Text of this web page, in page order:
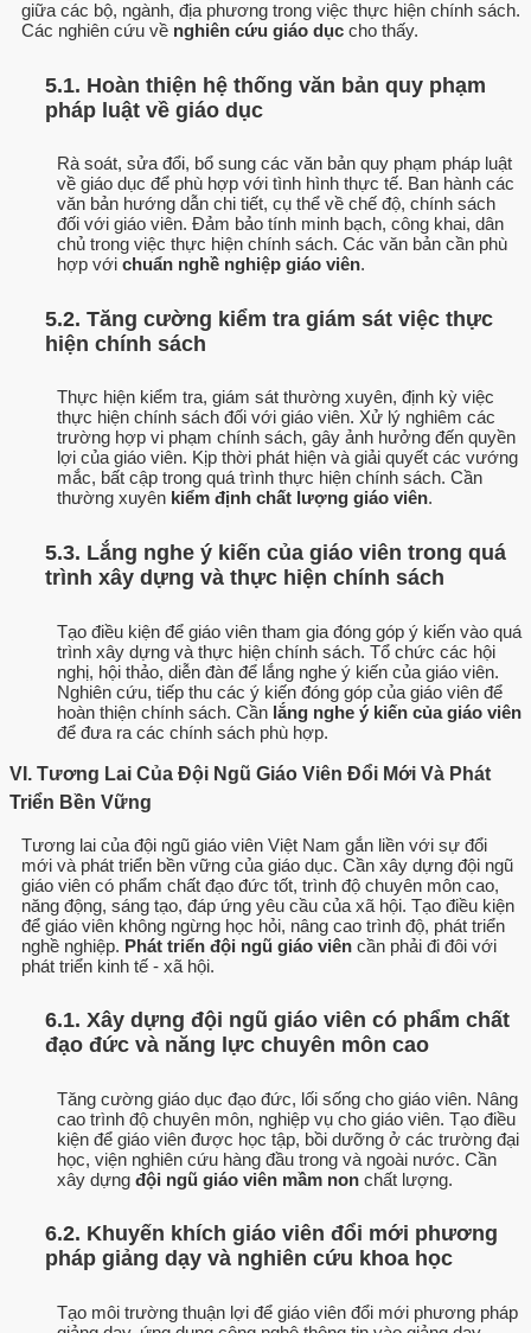
giữa các bộ, ngành, địa phương trong việc thực hiện chính sách.
Các nghiên cứu về nghiên cứu giáo dục cho thấy.
5.1. Hoàn thiện hệ thống văn bản quy phạm
pháp luật về giáo dục
Rà soát, sửa đổi, bổ sung các văn bản quy phạm pháp luật
về giáo dục để phù hợp với tình hình thực tế. Ban hành các
văn bản hướng dẫn chi tiết, cụ thể về chế độ, chính sách
đối với giáo viên. Đảm bảo tính minh bạch, công khai, dân
chủ trong việc thực hiện chính sách. Các văn bản cần phù
hợp với chuẩn nghề nghiệp giáo viên.
5.2. Tăng cường kiểm tra giám sát việc thực
hiện chính sách
Thực hiện kiểm tra, giám sát thường xuyên, định kỳ việc
thực hiện chính sách đối với giáo viên. Xử lý nghiêm các
trường hợp vi phạm chính sách, gây ảnh hưởng đến quyền
lợi của giáo viên. Kịp thời phát hiện và giải quyết các vướng
mắc, bất cập trong quá trình thực hiện chính sách. Cần
thường xuyên kiểm định chất lượng giáo viên.
5.3. Lắng nghe ý kiến của giáo viên trong quá
trình xây dựng và thực hiện chính sách
Tạo điều kiện để giáo viên tham gia đóng góp ý kiến vào quá
trình xây dựng và thực hiện chính sách. Tổ chức các hội
nghị, hội thảo, diễn đàn để lắng nghe ý kiến của giáo viên.
Nghiên cứu, tiếp thu các ý kiến đóng góp của giáo viên để
hoàn thiện chính sách. Cần lắng nghe ý kiến của giáo viên
để đưa ra các chính sách phù hợp.
VI. Tương Lai Của Đội Ngũ Giáo Viên Đổi Mới Và Phát
Triển Bền Vững
Tương lai của đội ngũ giáo viên Việt Nam gắn liền với sự đổi
mới và phát triển bền vững của giáo dục. Cần xây dựng đội ngũ
giáo viên có phẩm chất đạo đức tốt, trình độ chuyên môn cao,
năng động, sáng tạo, đáp ứng yêu cầu của xã hội. Tạo điều kiện
để giáo viên không ngừng học hỏi, nâng cao trình độ, phát triển
nghề nghiệp. Phát triển đội ngũ giáo viên cần phải đi đôi với
phát triển kinh tế - xã hội.
6.1. Xây dựng đội ngũ giáo viên có phẩm chất
đạo đức và năng lực chuyên môn cao
Tăng cường giáo dục đạo đức, lối sống cho giáo viên. Nâng
cao trình độ chuyên môn, nghiệp vụ cho giáo viên. Tạo điều
kiện để giáo viên được học tập, bồi dưỡng ở các trường đại
học, viện nghiên cứu hàng đầu trong và ngoài nước. Cần
xây dựng đội ngũ giáo viên mầm non chất lượng.
6.2. Khuyến khích giáo viên đổi mới phương
pháp giảng dạy và nghiên cứu khoa học
Tạo môi trường thuận lợi để giáo viên đổi mới phương pháp